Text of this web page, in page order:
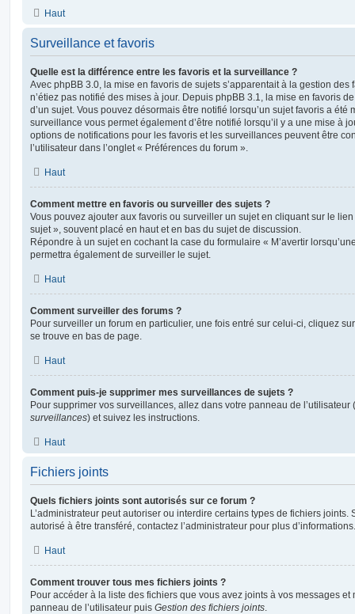
Haut
Surveillance et favoris
Quelle est la différence entre les favoris et la surveillance ?
Avec phpBB 3.0, la mise en favoris de sujets s’apparentait à la gestion des
n’étiez pas notifié des mises à jour. Depuis phpBB 3.1, la mise en favoris
d’un sujet. Vous pouvez désormais être notifié lorsqu’un sujet favoris a été
surveillance vous permet également d’être notifié lorsqu’il y a une mise à
options de notifications pour les favoris et les surveillances peuvent être
l’utilisateur dans l’onglet « Préférences du forum ».
Haut
Comment mettre en favoris ou surveiller des sujets ?
Vous pouvez ajouter aux favoris ou surveiller un sujet en cliquant sur le
sujet », souvent placé en haut et en bas du sujet de discussion.
Répondre à un sujet en cochant la case du formulaire « M’avertir
permettra également de surveiller le sujet.
Haut
Comment surveiller des forums ?
Pour surveiller un forum en particulier, une fois entré sur celui-ci, cliquez
se trouve en bas de page.
Haut
Comment puis-je supprimer mes surveillances de sujets ?
Pour supprimer vos surveillances, allez dans votre panneau de l’utilisateur
surveillances) et suivez les instructions.
Haut
Fichiers joints
Quels fichiers joints sont autorisés sur ce forum ?
L’administrateur peut autoriser ou interdire certains types de fichiers joints.
autorisé à être transféré, contactez l’administrateur pour plus d’informations.
Haut
Comment trouver tous mes fichiers joints ?
Pour accéder à la liste des fichiers que vous avez joints à vos messages
panneau de l’utilisateur puis Gestion des fichiers joints